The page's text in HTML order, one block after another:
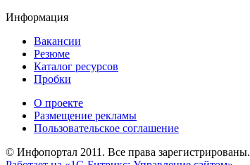
Информация
Вакансии
Резюме
Каталог ресурсов
Пробки
О проекте
Размещение рекламы
Пользовательское соглашение
© Инфопортал 2011. Все права зарегистрированы.